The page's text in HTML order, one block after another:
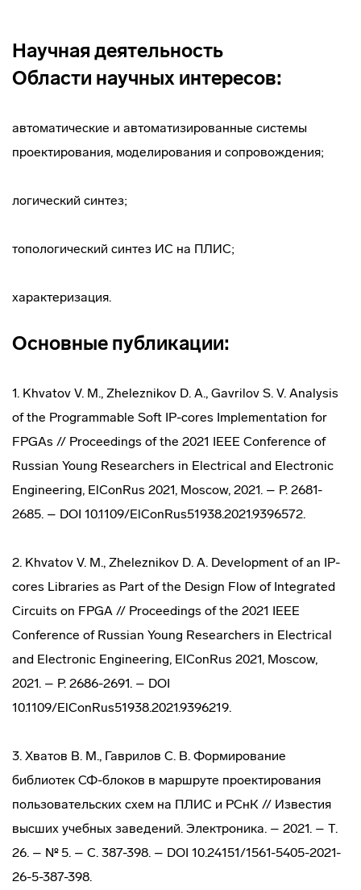
Научная деятельность
Области научных интересов:
автоматические и автоматизированные системы
проектирования, моделирования и сопровождения;
логический синтез;
топологический синтез ИС на ПЛИС;
характеризация.
Основные публикации:
1. Khvatov V. M., Zheleznikov D. A., Gavrilov S. V. Analysis
of the Programmable Soft IP-cores Implementation for
FPGAs // Proceedings of the 2021 IEEE Conference of
Russian Young Researchers in Electrical and Electronic
Engineering, ElConRus 2021, Moscow, 2021. – P. 2681-
2685. – DOI 10.1109/ElConRus51938.2021.9396572.
2. Khvatov V. M., Zheleznikov D. A. Development of an IP-
cores Libraries as Part of the Design Flow of Integrated
Circuits on FPGA // Proceedings of the 2021 IEEE
Conference of Russian Young Researchers in Electrical
and Electronic Engineering, ElConRus 2021, Moscow,
2021. – P. 2686-2691. – DOI
10.1109/ElConRus51938.2021.9396219.
3. Хватов В. М., Гаврилов С. В. Формирование
библиотек СФ-блоков в маршруте проектирования
пользовательских схем на ПЛИС и РСнК // Известия
высших учебных заведений. Электроника. – 2021. – Т.
26. – № 5. – С. 387-398. – DOI 10.24151/1561-5405-2021-
26-5-387-398.